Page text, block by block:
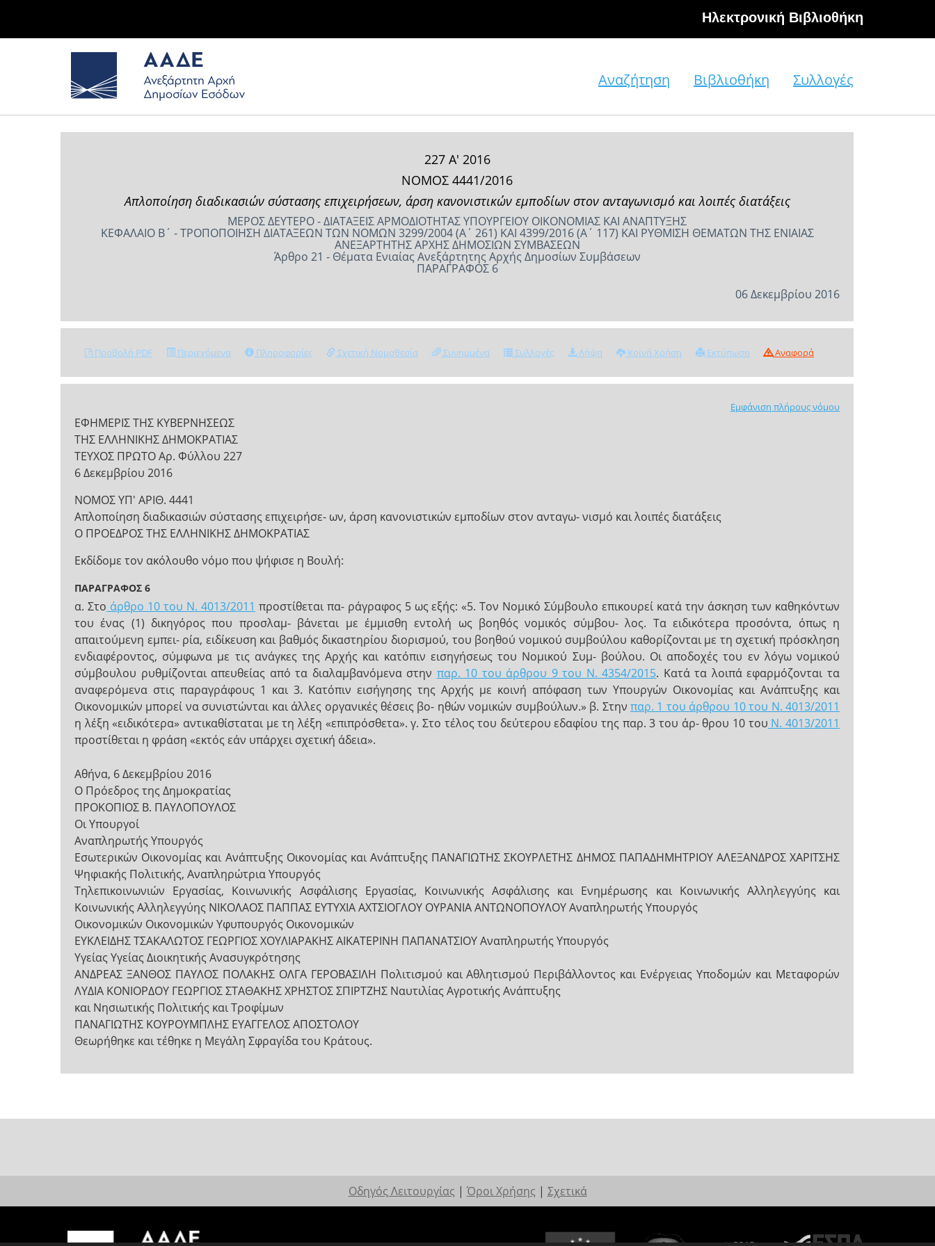
Hλεκτρονική Βιβλιοθήκη
Αναζήτηση Βιβλιοθήκη Συλλογές
227 Α' 2016
ΝΟΜΟΣ 4441/2016
Απλοποίηση διαδικασιών σύστασης επιχειρήσεων, άρση κανονιστικών εμποδίων στον ανταγωνισμό και λοιπές διατάξεις
ΜΕΡΟΣ ΔΕΥΤΕΡΟ - ΔΙΑΤΑΞΕΙΣ ΑΡΜΟΔΙΟΤΗΤΑΣ ΥΠΟΥΡΓΕΙΟΥ ΟΙΚΟΝΟΜΙΑΣ ΚΑΙ ΑΝΑΠΤΥΞΗΣ
ΚΕΦΑΛΑΙΟ Β΄ - ΤΡΟΠΟΠΟΙΗΣΗ ΔΙΑΤΑΞΕΩΝ ΤΩΝ ΝΟΜΩΝ 3299/2004 (Α΄ 261) ΚΑΙ 4399/2016 (Α΄ 117) ΚΑΙ ΡΥΘΜΙΣΗ ΘΕΜΑΤΩΝ ΤΗΣ ΕΝΙΑΙΑΣ
ΑΝΕΞΑΡΤΗΤΗΣ ΑΡΧΗΣ ΔΗΜΟΣΙΩΝ ΣΥΜΒΑΣΕΩΝ
Άρθρο 21 - Θέματα Ενιαίας Ανεξάρτητης Αρχής Δημοσίων Συμβάσεων
ΠΑΡΑΓΡΑΦΟΣ 6
06 Δεκεμβρίου 2016
Προβολή PDF Περιεχόμενα Πληροφορίες Σχετική Νομοθεσία Συνημμένα Συλλογές Λήψη Κοινή Χρήση Εκτύπωση Αναφορά
Εμφάνιση πλήρους νόμου
ΕΦΗΜΕΡΙΣ ΤΗΣ ΚΥΒΕΡΝΗΣΕΩΣ
ΤΗΣ ΕΛΛΗΝΙΚΗΣ ΔΗΜΟΚΡΑΤΙΑΣ
ΤΕΥΧΟΣ ΠΡΩΤΟ Αρ. Φύλλου 227
6 Δεκεμβρίου 2016
ΝΟΜΟΣ ΥΠ' ΑΡΙΘ. 4441
Απλοποίηση διαδικασιών σύστασης επιχειρήσε- ων, άρση κανονιστικών εμποδίων στον ανταγω- νισμό και λοιπές διατάξεις
Ο ΠΡΟΕΔΡΟΣ ΤΗΣ ΕΛΛΗΝΙΚΗΣ ΔΗΜΟΚΡΑΤΙΑΣ
Εκδίδομε τον ακόλουθο νόμο που ψήφισε η Βουλή:
ΠΑΡΑΓΡΑΦΟΣ 6
α. Στο άρθρο 10 του Ν. 4013/2011 προστίθεται πα- ράγραφος 5 ως εξής: «5. Τον Νομικό Σύμβουλο επικουρεί κατά την άσκηση των καθηκόντων
του ένας (1) δικηγόρος που προσλαμ- βάνεται με έμμισθη εντολή ως βοηθός νομικός σύμβου- λος. Τα ειδικότερα προσόντα, όπως η
απαιτούμενη εμπει- ρία, ειδίκευση και βαθμός δικαστηρίου διορισμού, του βοηθού νομικού συμβούλου καθορίζονται με τη σχετική πρόσκληση
ενδιαφέροντος, σύμφωνα με τις ανάγκες της Αρχής και κατόπιν εισηγήσεως του Νομικού Συμ- βούλου. Οι αποδοχές του εν λόγω νομικού
σύμβουλου ρυθμίζονται απευθείας από τα διαλαμβανόμενα στην παρ. 10 του άρθρου 9 του Ν. 4354/2015. Κατά τα λοιπά εφαρμόζονται τα
αναφερόμενα στις παραγράφους 1 και 3. Κατόπιν εισήγησης της Αρχής με κοινή απόφαση των Υπουργών Οικονομίας και Ανάπτυξης και
Οικονομικών μπορεί να συνιστώνται και άλλες οργανικές θέσεις βο- ηθών νομικών συμβούλων.» β. Στην παρ. 1 του άρθρου 10 του Ν. 4013/2011
η λέξη «ειδικότερα» αντικαθίσταται με τη λέξη «επιπρόσθετα». γ. Στο τέλος του δεύτερου εδαφίου της παρ. 3 του άρ- θρου 10 του Ν. 4013/2011
προστίθεται η φράση «εκτός εάν υπάρχει σχετική άδεια».
Αθήνα, 6 Δεκεμβρίου 2016
Ο Πρόεδρος της Δημοκρατίας
ΠΡΟΚΟΠΙΟΣ Β. ΠΑΥΛΟΠΟΥΛΟΣ
Οι Υπουργοί
Αναπληρωτής Υπουργός
Εσωτερικών Οικονομίας και Ανάπτυξης Οικονομίας και Ανάπτυξης ΠΑΝΑΓΙΩΤΗΣ ΣΚΟΥΡΛΕΤΗΣ ΔΗΜΟΣ ΠΑΠΑΔΗΜΗΤΡΙΟΥ ΑΛΕΞΑΝΔΡΟΣ ΧΑΡΙΤΣΗΣ
Ψηφιακής Πολιτικής, Αναπληρώτρια Υπουργός
Τηλεπικοινωνιών Εργασίας, Κοινωνικής Ασφάλισης Εργασίας, Κοινωνικής Ασφάλισης και Ενημέρωσης και Κοινωνικής Αλληλεγγύης και
Κοινωνικής Αλληλεγγύης ΝΙΚΟΛΑΟΣ ΠΑΠΠΑΣ ΕΥΤΥΧΙΑ ΑΧΤΣΙΟΓΛΟΥ ΟΥΡΑΝΙΑ ΑΝΤΩΝΟΠΟΥΛΟΥ Αναπληρωτής Υπουργός
Οικονομικών Οικονομικών Υφυπουργός Οικονομικών
ΕΥΚΛΕΙΔΗΣ ΤΣΑΚΑΛΩΤΟΣ ΓΕΩΡΓΙΟΣ ΧΟΥΛΙΑΡΑΚΗΣ ΑΙΚΑΤΕΡΙΝΗ ΠΑΠΑΝΑΤΣΙΟΥ Αναπληρωτής Υπουργός
Υγείας Υγείας Διοικητικής Ανασυγκρότησης
ΑΝΔΡΕΑΣ ΞΑΝΘΟΣ ΠΑΥΛΟΣ ΠΟΛΑΚΗΣ ΟΛΓΑ ΓΕΡΟΒΑΣΙΛΗ Πολιτισμού και Αθλητισμού Περιβάλλοντος και Ενέργειας Υποδομών και Μεταφορών
ΛΥΔΙΑ ΚΟΝΙΟΡΔΟΥ ΓΕΩΡΓΙΟΣ ΣΤΑΘΑΚΗΣ ΧΡΗΣΤΟΣ ΣΠΙΡΤΖΗΣ Ναυτιλίας Αγροτικής Ανάπτυξης
και Νησιωτικής Πολιτικής και Τροφίμων
ΠΑΝΑΓΙΩΤΗΣ ΚΟΥΡΟΥΜΠΛΗΣ ΕΥΑΓΓΕΛΟΣ ΑΠΟΣΤΟΛΟΥ
Θεωρήθηκε και τέθηκε η Μεγάλη Σφραγίδα του Κράτους.
Οδηγός Λειτουργίας | Όροι Χρήσης | Σχετικά